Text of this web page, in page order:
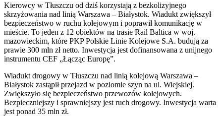
Kierowcy w Tłuszczu od dziś korzystają z bezkolizyjnego
skrzyżowania nad linią Warszawa – Białystok. Wiadukt zwiększył
bezpieczeństwo w ruchu kolejowym i poprawił komunikację w
mieście. To jeden z 12 obiektów na trasie Rail Baltica w woj.
mazowieckim, które PKP Polskie Linie Kolejowe S.A. budują za
prawie 300 mln zł netto. Inwestycja jest dofinansowana z unijnego
instrumentu CEF „Łącząc Europę”.
Wiadukt drogowy w Tłuszczu nad linią kolejową Warszawa –
Białystok zastąpił przejazd w poziomie szyn na ul. Wiejskiej.
Zwiększyło się bezpieczeństwo przewozów kolejowych.
Bezpieczniejszy i sprawniejszy jest ruch drogowy. Inwestycja warta
jest ponad 35 mln zł.